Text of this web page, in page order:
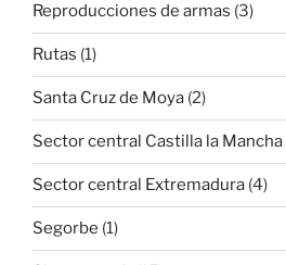
Reproducciones de armas (3)
Rutas (1)
Santa Cruz de Moya (2)
Sector central Castilla la Mancha
Sector central Extremadura (4)
Segorbe (1)